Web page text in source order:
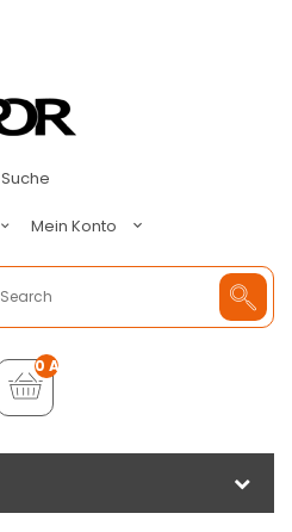
Suche
Mein Konto
0 Artikel - €0,00